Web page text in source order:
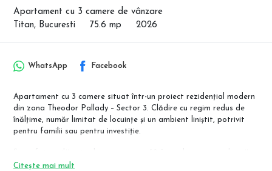
Apartament cu 3 camere de vânzare
Titan, Bucuresti
75.6 mp 2026
WhatsApp Facebook
Apartament cu 3 camere situat într-un proiect rezidențial modern
din zona Theodor Pallady – Sector 3. Clădire cu regim redus de
înălțime, număr limitat de locuințe și un ambient liniștit, potrivit
pentru familii sau pentru investiție.
logie de 6,8 mp, rezultând o suprafață totală de 75,6 mp.
Citește mai mult